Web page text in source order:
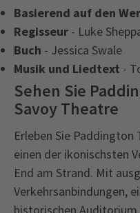
Basierend auf den
Regisseur - Luke
Buch - Jessica Swale
Musik und Liedtext -
Sehen Sie
Savoy Theatre
Erleben Sie Paddington
einen der ikonischsten
End am Strand. Mit
Verkehrsanbindungen,